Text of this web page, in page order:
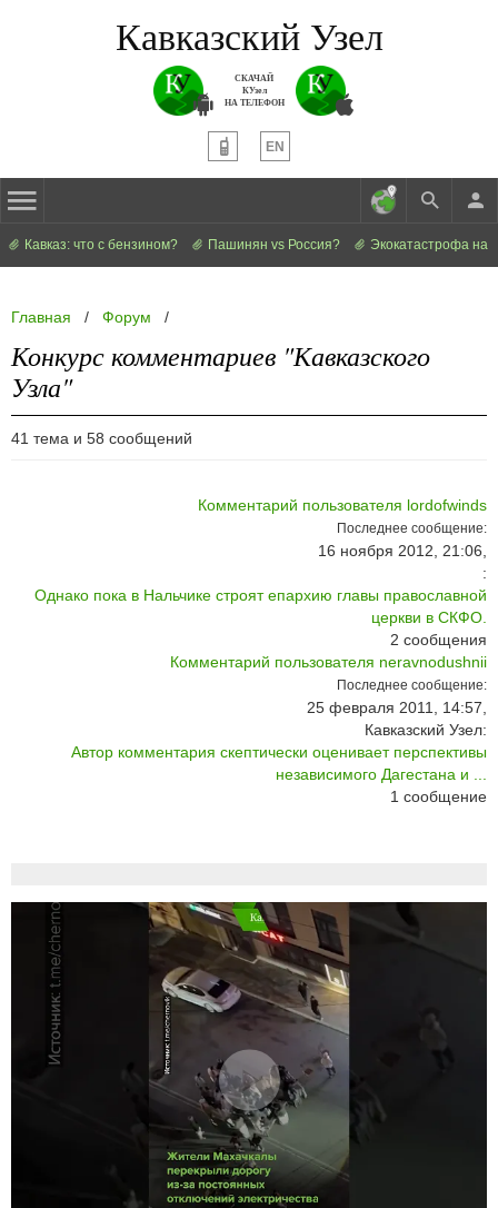
Кавказский Узел
СКАЧАЙ
КУзел
НА ТЕЛЕФОН
EN
Кавказ: что с бензином? Пашинян vs Россия? Экокатастрофа на
Главная / Форум /
Конкурс комментариев "Кавказского
Узла"
41 тема и 58 сообщений
Комментарий пользователя lordofwinds
Последнее сообщение:
16 ноября 2012, 21:06,
:
Однако пока в Нальчике строят епархию главы православной
церкви в СКФО.
2 сообщения
Комментарий пользователя neravnodushnii
Последнее сообщение:
25 февраля 2011, 14:57,
Кавказский Узел:
Автор комментария скептически оценивает перспективы
независимого Дагестана и ...
1 сообщение